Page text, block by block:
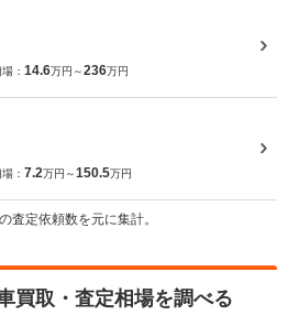
： 14.6万円～236万円
： 7.2万円～150.5万円
査定依頼数を元に集計。
買取・査定相場を調べる